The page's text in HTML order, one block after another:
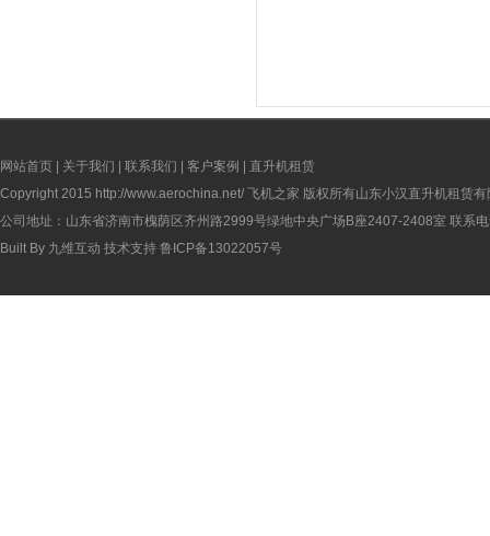
网站首页 关于我们 联系我们 客户案例
直升机租赁
Copyright 2015 http://www.aerochina.net/ 飞机之家 版权所有山东小汉直升机租赁有
公司地址：山东省济南市槐荫区齐州路2999号绿地中央广场B座2407-2408室 联系
Built By 九维互动 技术支持 鲁ICP备13022057号